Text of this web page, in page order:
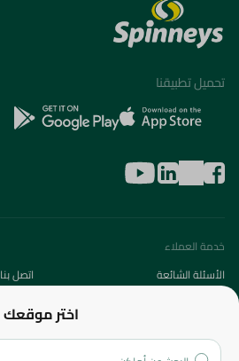
اختر موقعك
تحميل تطبيقنا
خدمة العملاء
الأسئلة الشائعة
اتصل بنا
من نحن؟
الفروع